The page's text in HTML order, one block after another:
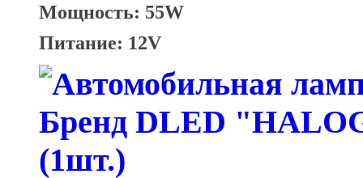
Мощность: 55W
Питание: 12V